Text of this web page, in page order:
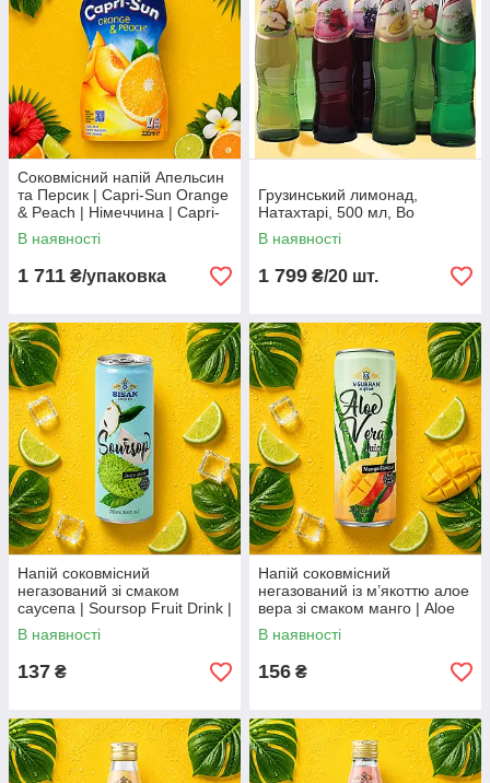
Соковмісний напій Апельсин
та Персик | Capri-Sun Orange
& Peach | Німеччина | Capri-
Sun | 15×330 мл | великий
сімейний формат Во3
В наявності
1 711 ₴/упаковка
Грузинський лимонад,
Натахтарі, 500 мл, Во
В наявності
1 799 ₴/20 шт.
Напій соковмісний
негазований зі смаком
саусепа | Soursop Fruit Drink |
В'єтнам | Bisan | 250 мл |
Екзотичний тропічний смак
AO
В наявності
137 ₴
Напій соковмісний
негазований із м’якоттю алое
вера зі смаком манго | Aloe
Vera Drink Mango Flavor |
В’єтнам | Bisan | 250 мл AO
В наявності
156 ₴